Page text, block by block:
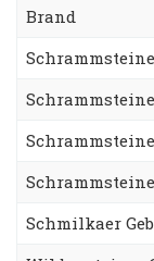
Brand
Schrammsteine
Schrammsteine
Schrammsteine
Schrammsteine
Schmilkaer